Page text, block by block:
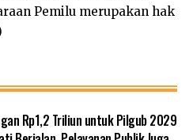
Pemilu merupakan hak
Rp1,2 Triliun untuk Pilgub 2029